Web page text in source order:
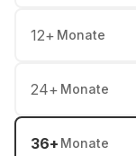
12+ Monate
24+ Monate
36+ Monate